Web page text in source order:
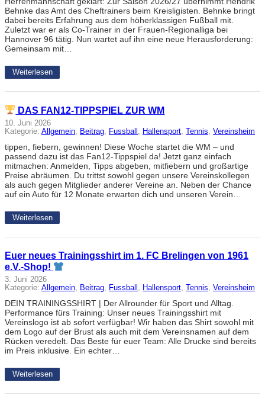
Behnke das Amt des Cheftrainers beim Kreisligisten. Behnke bringt
dabei bereits Erfahrung aus dem höherklassigen Fußball mit.
Zuletzt war er als Co-Trainer in der Frauen-Regionalliga bei
Hannover 96 tätig. Nun wartet auf ihn eine neue Herausforderung:
Gemeinsam mit…
Weiterlesen
DAS FAN12-TIPPSPIEL ZUR WM
10. Juni 2026
Kategorie: Allgemein, Beitrag, Fussball , Hallensport, Tennis, Vereinsheim
tippen, fiebern, gewinnen! Diese Woche startet die WM – und
passend dazu ist das Fan12-Tippspiel da! Jetzt ganz einfach
mitmachen: Anmelden, Tipps abgeben, mitfiebern und großartige
Preise abräumen. Du trittst sowohl gegen unsere Vereinskollegen
als auch gegen Mitglieder anderer Vereine an. Neben der Chance
auf ein Auto für 12 Monate erwarten dich und unseren Verein…
Weiterlesen
Euer neues Trainingsshirt im 1. FC Brelingen von 1961
e.V.-Shop!
3. Juni 2026
Kategorie: Allgemein, Beitrag, Fussball , Hallensport, Tennis, Vereinsheim
DEIN TRAININGSSHIRT | Der Allrounder für Sport und Alltag.
Performance fürs Training: Unser neues Trainingsshirt mit
Vereinslogo ist ab sofort verfügbar! Wir haben das Shirt sowohl mit
dem Logo auf der Brust als auch mit dem Vereinsnamen auf dem
Rücken veredelt. Das Beste für euer Team: Alle Drucke sind bereits
im Preis inklusive. Ein echter…
Weiterlesen